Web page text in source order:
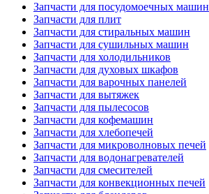
Запчасти для посудомоечных машин
Запчасти для плит
Запчасти для стиральных машин
Запчасти для сушильных машин
Запчасти для холодильников
Запчасти для духовых шкафов
Запчасти для варочных панелей
Запчасти для вытяжек
Запчасти для пылесосов
Запчасти для кофемашин
Запчасти для хлебопечей
Запчасти для микроволновых печей
Запчасти для водонагревателей
Запчасти для смесителей
Запчасти для конвекционных печей